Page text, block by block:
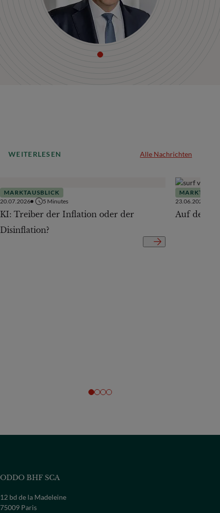
WEITERLESEN Alle Nachrichten
MARKTAUSBLICK
20.07.2026
5 Minutes
KI: Treiber der Inflation oder der
Disinflation?
23.06.2026
Auf der
ODDO BHF SCA
12 bd de la Madeleine
75009 Paris